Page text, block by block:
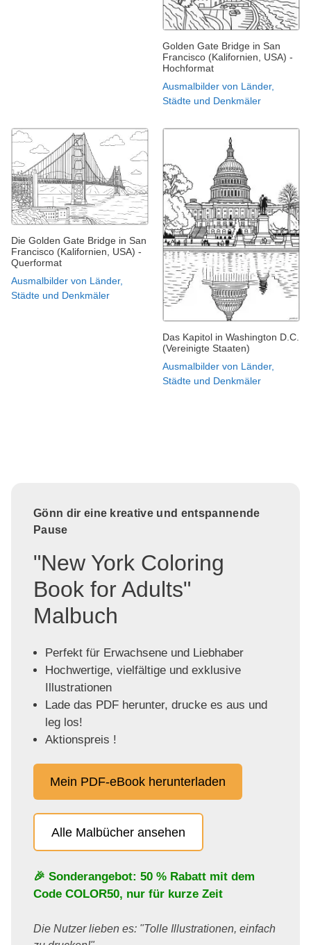
Golden Gate Bridge in San
Francisco (Kalifornien, USA) -
Hochformat
Ausmalbilder von Länder,
Städte und Denkmäler
Die Golden Gate Bridge in San
Francisco (Kalifornien, USA) -
Querformat
Ausmalbilder von Länder,
Städte und Denkmäler
Das Kapitol in Washington D.C.
(Vereinigte Staaten)
Ausmalbilder von Länder,
Städte und Denkmäler
Gönn dir eine kreative und entspannende
Pause
"New York Coloring
Book for Adults"
Malbuch
Perfekt für Erwachsene und Liebhaber
Hochwertige, vielfältige und exklusive
Illustrationen
Lade das PDF herunter, drucke es aus und
leg los!
Aktionspreis !
Mein PDF-eBook herunterladen
Alle Malbücher ansehen
🎉 Sonderangebot: 50 % Rabatt mit dem
Code COLOR50, nur für kurze Zeit
Die Nutzer lieben es: "Tolle Illustrationen, einfach